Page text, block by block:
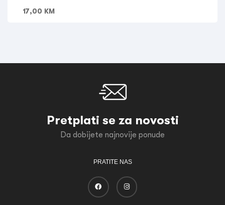
17,00 KM
Pretplati se za novosti
Da dobijete najnovije ponude
PRATITE NAS